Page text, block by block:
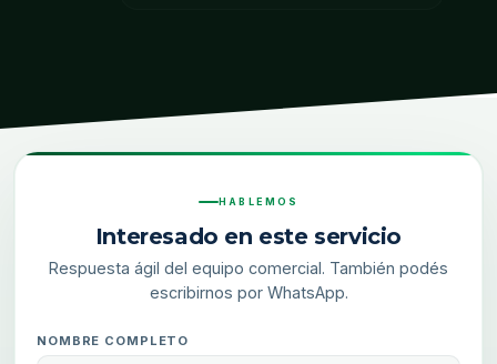
HABLEMOS
Interesado en este servicio
Respuesta ágil del equipo comercial. También podés
escribirnos por WhatsApp.
NOMBRE COMPLETO